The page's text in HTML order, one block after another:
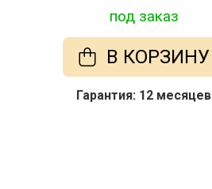
под заказ
В КОРЗИНУ
Гарантия: 12 месяцев